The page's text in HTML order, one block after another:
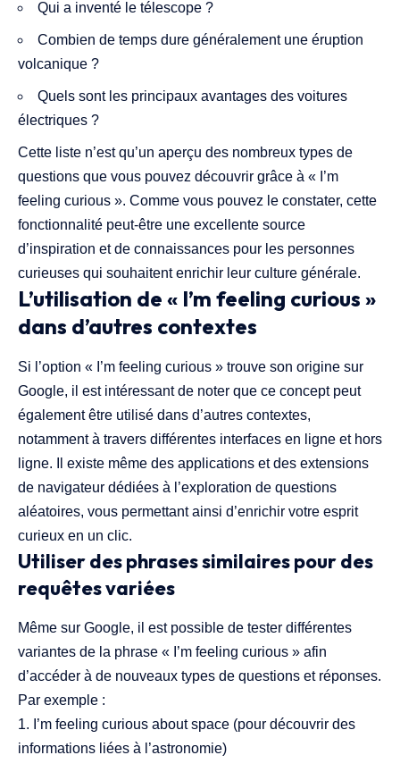
Qui a inventé le télescope ?
Combien de temps dure généralement une éruption
volcanique ?
Quels sont les principaux avantages des voitures
électriques ?
Cette liste n’est qu’un aperçu des nombreux types de
questions que vous pouvez découvrir grâce à « I’m
feeling curious ». Comme vous pouvez le constater, cette
fonctionnalité peut-être une excellente source
d’inspiration et de connaissances pour les personnes
curieuses qui souhaitent enrichir leur culture générale.
L’utilisation de « I’m feeling curious »
dans d’autres contextes
Si l’option « I’m feeling curious » trouve son origine sur
Google, il est intéressant de noter que ce concept peut
également être utilisé dans d’autres contextes,
notamment à travers différentes interfaces en ligne et hors
ligne. Il existe même des applications et des extensions
de navigateur dédiées à l’exploration de questions
aléatoires, vous permettant ainsi d’enrichir votre esprit
curieux en un clic.
Utiliser des phrases similaires pour des
requêtes variées
Même sur Google, il est possible de tester différentes
variantes de la phrase « I’m feeling curious » afin
d’accéder à de nouveaux types de questions et réponses.
Par exemple :
I’m feeling curious about space (pour découvrir des
informations liées à l’astronomie)